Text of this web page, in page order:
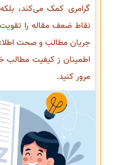
گرامری کمک می‌کند،
نقاط ضعف مقاله را تقویت
جریان مطالب و صحت
اطمینان ز کیفیت مطالب
مرور کنید.